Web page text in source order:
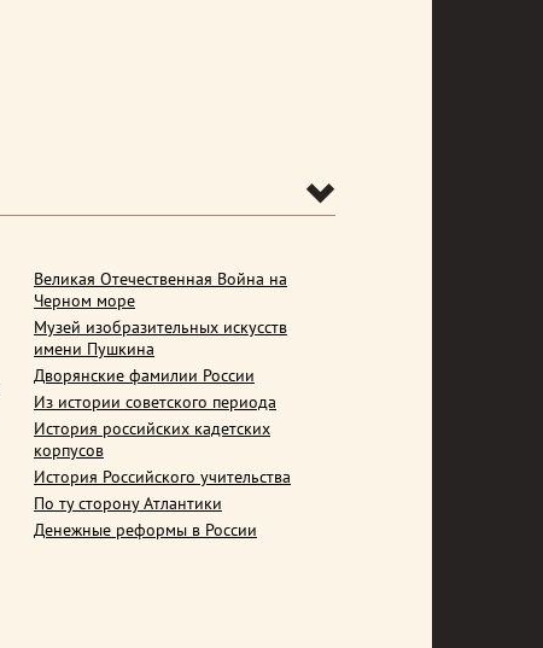
Великая Отечественная Война на
Черном море
Музей изобразительных искусств
имени Пушкина
Дворянские фамилии России
Из истории советского периода
История российских кадетских
корпусов
История Российского учительства
По ту сторону Атлантики
Денежные реформы в России